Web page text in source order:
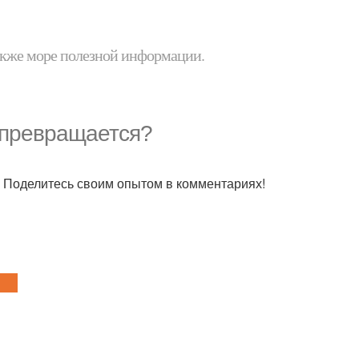
море полезной информации.
Поделитесь своим опытом в комментариях!